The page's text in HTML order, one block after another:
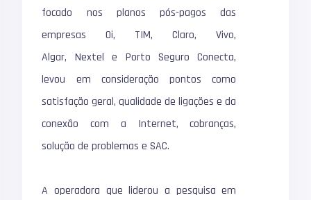
focado nos planos pós-pagos das
empresas Oi, TIM, Claro, Vivo,
Algar, Nextel e Porto Seguro Conecta,
levou em consideração pontos como
satisfação geral, qualidade de ligações e da
conexão com a Internet, cobranças,
solução de problemas e SAC.
A operadora que liderou a pesquisa em